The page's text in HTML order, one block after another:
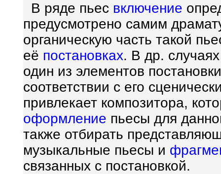
В ряде пьес включение
предусмотрено самим
органическую часть такой
её постановках. В др.
один из элементов
соответствии с его
привлекает композитора,
оформление пьесы для
также отбирать
музыкальные пьесы и
связанных с постановкой.